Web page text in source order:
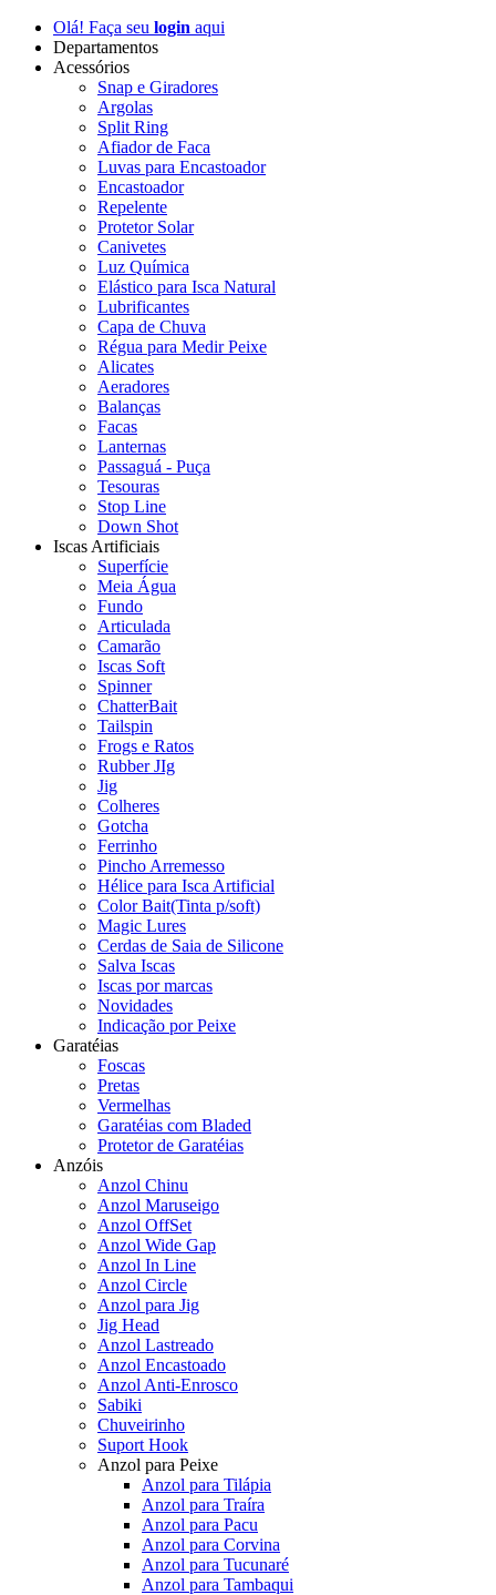
Olá! Faça seu login aqui
Departamentos
Acessórios
Snap e Giradores
Argolas
Split Ring
Afiador de Faca
Luvas para Encastoador
Encastoador
Repelente
Protetor Solar
Canivetes
Luz Química
Elástico para Isca Natural
Lubrificantes
Capa de Chuva
Régua para Medir Peixe
Alicates
Aeradores
Balanças
Facas
Lanternas
Passaguá - Puça
Tesouras
Stop Line
Down Shot
Iscas Artificiais
Superfície
Meia Água
Fundo
Articulada
Camarão
Iscas Soft
Spinner
ChatterBait
Tailspin
Frogs e Ratos
Rubber JIg
Jig
Colheres
Gotcha
Ferrinho
Pincho Arremesso
Hélice para Isca Artificial
Color Bait(Tinta p/soft)
Magic Lures
Cerdas de Saia de Silicone
Salva Iscas
Iscas por marcas
Novidades
Indicação por Peixe
Garatéias
Foscas
Pretas
Vermelhas
Garatéias com Bladed
Protetor de Garatéias
Anzóis
Anzol Chinu
Anzol Maruseigo
Anzol OffSet
Anzol Wide Gap
Anzol In Line
Anzol Circle
Anzol para Jig
Jig Head
Anzol Lastreado
Anzol Encastoado
Anzol Anti-Enrosco
Sabiki
Chuveirinho
Suport Hook
Anzol para Peixe
Anzol para Tilápia
Anzol para Traíra
Anzol para Pacu
Anzol para Corvina
Anzol para Tucunaré
Anzol para Tambaqui